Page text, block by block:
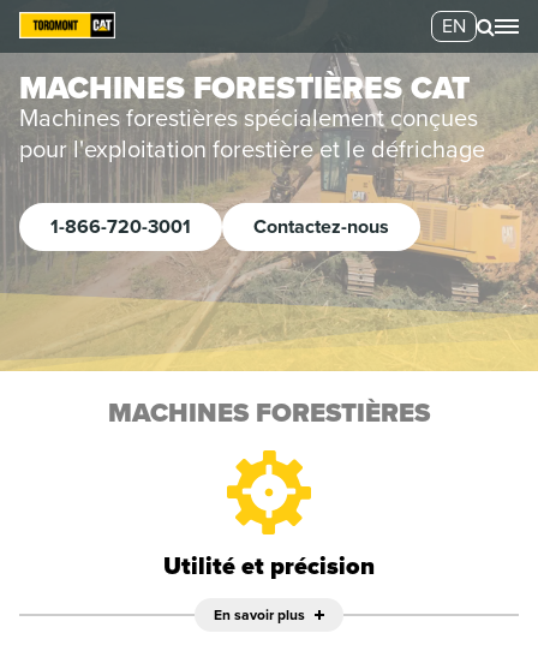
EN
MACHINES FORESTIÈRES CAT
Machines forestières spécialement conçues
pour l'exploitation forestière et le défrichage
1-866-720-3001 Contactez-nous
MACHINES FORESTIÈRES
Utilité et précision
En savoir plus